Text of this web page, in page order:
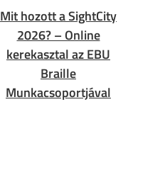
Mit hozott a SightCity
2026? – Online
kerekasztal az EBU
Braille
Munkacsoportjával